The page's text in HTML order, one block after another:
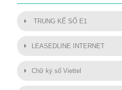
TRUNG KẾ SỐ E1
LEASEDLINE INTERNET
Chữ ký số Viettel